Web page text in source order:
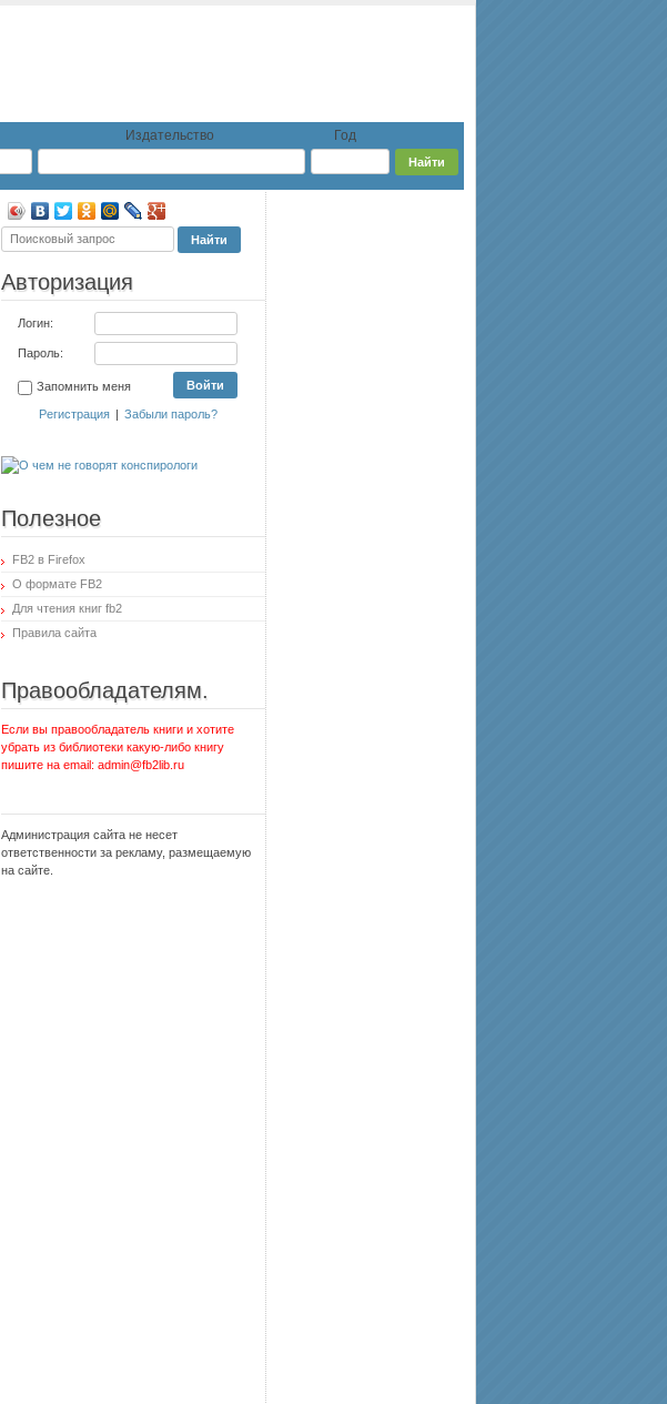
Издательство Год
Авторизация
Логин:
Пароль:
Запомнить меня
Регистрация | Забыли пароль?
Полезное
FB2 в Firefox
О формате FB2
Для чтения книг fb2
Правила сайта
Правообладателям.
Если вы правообладатель книги и хотите
убрать из библиотеки какую-либо книгу
пишите на email: admin@fb2lib.ru
Администрация сайта не несет
ответственности за рекламу, размещаемую
на сайте.